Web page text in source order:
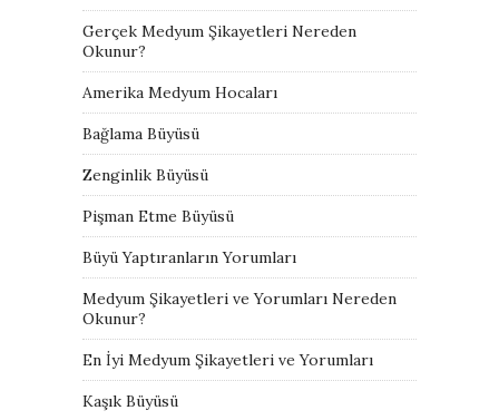
Gerçek Medyum Şikayetleri Nereden
Okunur?
Amerika Medyum Hocaları
Bağlama Büyüsü
Zenginlik Büyüsü
Pişman Etme Büyüsü
Büyü Yaptıranların Yorumları
Medyum Şikayetleri ve Yorumları Nereden
Okunur?
En İyi Medyum Şikayetleri ve Yorumları
Kaşık Büyüsü